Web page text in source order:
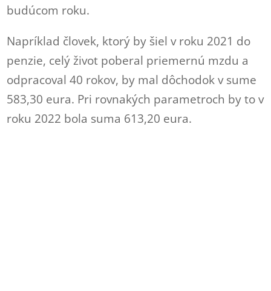
budúcom roku.
Napríklad človek, ktorý by šiel v roku 2021 do
penzie, celý život poberal priemernú mzdu a
odpracoval 40 rokov, by mal dôchodok v sume
583,30 eura. Pri rovnakých parametroch by to v
roku 2022 bola suma 613,20 eura.